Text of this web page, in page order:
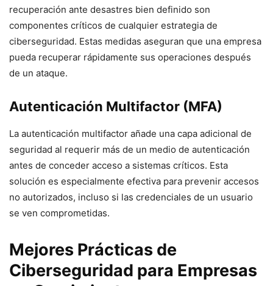
recuperación ante desastres bien definido son
componentes críticos de cualquier estrategia de
ciberseguridad. Estas medidas aseguran que una empresa
pueda recuperar rápidamente sus operaciones después
de un ataque.
Autenticación Multifactor (MFA)
La autenticación multifactor añade una capa adicional de
seguridad al requerir más de un medio de autenticación
antes de conceder acceso a sistemas críticos. Esta
solución es especialmente efectiva para prevenir accesos
no autorizados, incluso si las credenciales de un usuario
se ven comprometidas.
Mejores Prácticas de
Ciberseguridad para Empresas